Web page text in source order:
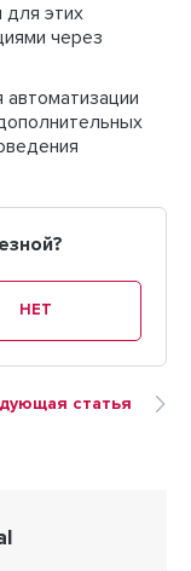
этих
через
автоматизации
НЕТ
статья